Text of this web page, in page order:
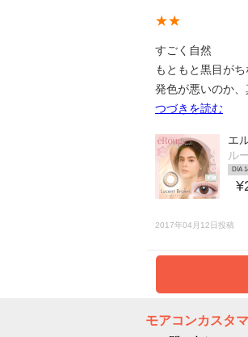
★★
すごく自然
もともと黒目が
発色が悪いのか
つづきを読む
エ
ル
DIA
2017年04月12日投稿
モアコンカスタ